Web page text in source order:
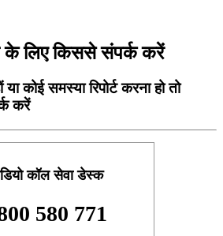
के लिए किससे संपर्क करें
कोई समस्या रिपोर्ट करना हो तो
करें
डय कल सव डसक
580 771